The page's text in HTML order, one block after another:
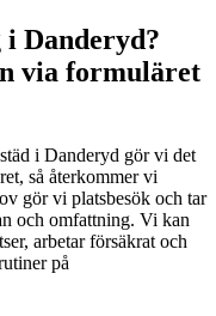
i Danderyd?
via formuläret
i Danderyd gör vi det
så återkommer vi
gör vi platsbesök och tar
och omfattning. Vi kan
arbetar försäkrat och
på